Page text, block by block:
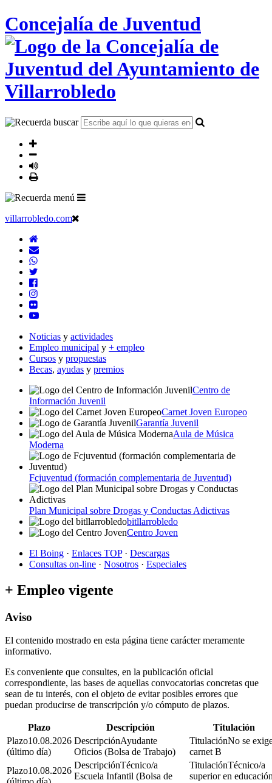
Concejalía de Juventud
villarrobledo.com
Noticias y actividades
Empleo municipal y + empleo
Cursos y propuestas
Becas, ayudas y premios
Centro de
Información Juvenil
Carnet Joven Europeo
Garantía Juvenil
Aula de Música
Moderna
Fcjuventud (formación complementaria de Juventud)
Plan Municipal sobre Drogas y Conductas Adictivas
bitllarrobledo
Centro Joven
El Boing · Enlaces TOP· Descargas
Consultas on-line · Nosotros · Especiales
+ Empleo vigente
Aviso
El contenido mostrado en esta página tiene carácter meramente
informativo.
Es conveniente que consultes, en la publicación oficial
correspondiente, las bases de aquellas convocatorias concretas que
sean de tu interés, con el objeto de evitar posibles errores que
puedan producirse de transcripción y/o cómputo de plazos.
Plazo Descripción
Titulación
10.08.2026
(último día)
Ayudante
Oficios (Bolsa de Trabajo)
No se
carnet B
10.08.2026
Técnico/a
Escuela Infantil (Bolsa de
Técnico/a
superior en